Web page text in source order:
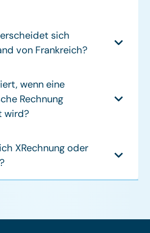
sich
von Frankreich?
wenn eine
Rechnung
wird?
XRechnung oder